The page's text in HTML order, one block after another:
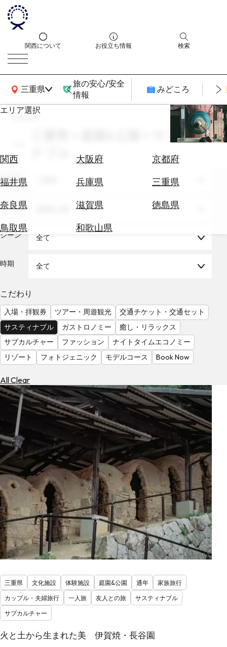
関西について お役立ち情報 検索
三重県
関西広域MAP
旅の安心/安全
情報
みどころ
エリア選択
関西 大阪府
京都府
福井県
兵庫県
三重県
奈良県
滋賀県
徳島県
鳥取県
和歌山県
エ
券
テ
を
る
気
を
見
る
search
三重県 × 庭園&公園 × サスティ
エリア
テーマ
シーン 全て
時期 全て
こだわり
入場・拝観券 ツアー・周遊観光
交通チケット・交通セット
サスティナブル
ガストロノミー
癒し・リラックス
サブカルチャー
ファッション
ナイトタイムエコノミー
リゾート
フォトジェニック モデルコース Book Now
All Clear
三重県 文化施設 体験施設 庭園&公園 通年
家族旅行
カップル・夫婦旅行
一人旅 友人との旅
サスティナブル
サブカルチャー
火と土から生まれた美 伊賀焼・長谷園